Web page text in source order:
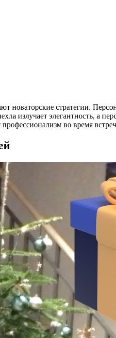
новаторские стратегии.
излучает элегантность, а
во время